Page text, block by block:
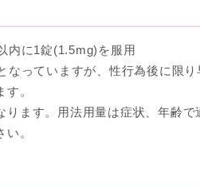
内に1錠(1.5mg)を服用
なっていますが、性行為後に限
。
ます。用法用量は症状、年齢で
。